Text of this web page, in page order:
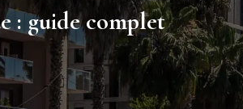
: guide complet